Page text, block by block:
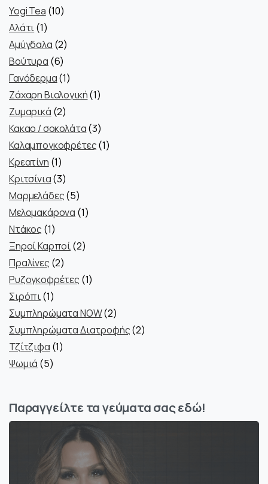
προϊόντα
Yogi Tea 1010
Αλάτι 11
προϊόν
Αμύγδαλα 22
Βούτυρα 66
προϊόντα
Γανόδερμα 11
προϊόν
Ζάχαρη Βιολογική 11
Ζυμαρικά 22
προϊόντα
Κακαο / σοκολάτα 33
προϊόντα
Καλαμπογκοφρέτες 11
Κρεατίνη 11
προϊόν
Κριτσίνια 33
προϊόντα
Μαρμελάδες 55
προϊόντα
Μελομακάρονα 11
Ντάκος 11
προϊόν
Ξηροί Καρποί 22
Πραλίνες 22
προϊόντα
Ρυζογκοφρέτες 11
Σιρόπι 11
προϊόν
Συμπληρώματα NOW 22
προϊόντα
Συμπληρώματα Διατροφής 22
Τζίτζιφα 11
Ψωμιά 55
Παραγγείλτε τα γεύματα σας εδώ!